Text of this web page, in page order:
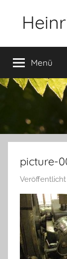
Glauben,
Umwelt,
Fotografie,
Menü
picture-